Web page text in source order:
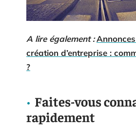
A lire également :
création d’entreprise :
?
Faites-vous
rapidement